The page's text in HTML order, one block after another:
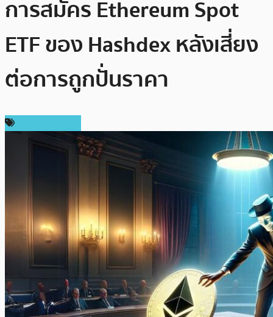
การสมัคร Ethereum Spot
ETF ของ Hashdex หลังเสี่ยง
ต่อการถูกปั่นราคา